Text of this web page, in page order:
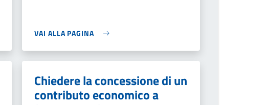
VAI ALLA PAGINA
Chiedere la concessione di un
contributo economico a